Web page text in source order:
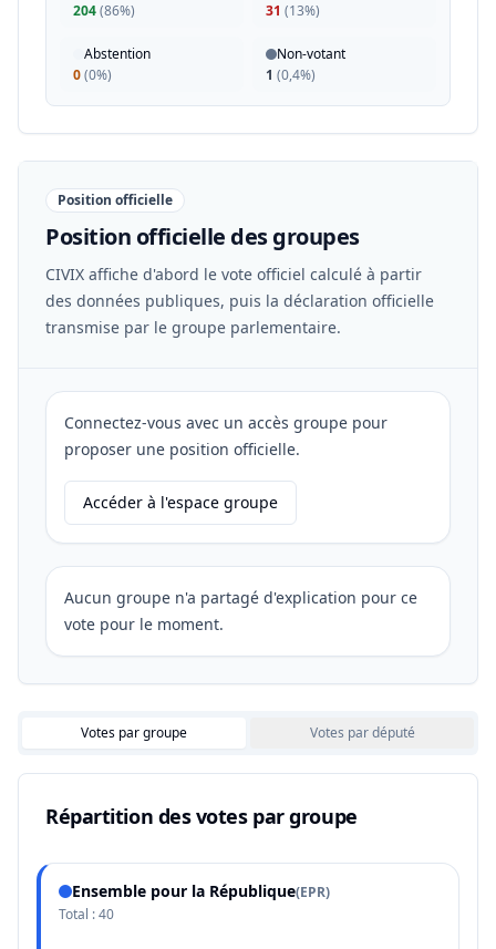
204(86%)
31 (13%)
Abstention
0(0%)
Non-votant
1 (0,4%)
Position officielle
Position officielle des groupes
CIVIX affiche d'abord le vote officiel calculé à partir
des données publiques, puis la déclaration officielle
transmise par le groupe parlementaire.
Connectez-vous avec un accès groupe pour
proposer une position officielle.
Accéder à l'espace groupe
Aucun groupe n'a partagé d'explication pour ce
vote pour le moment.
Votes par groupe Votes par député
Répartition des votes par groupe
Ensemble pour la République(EPR)
Total :40